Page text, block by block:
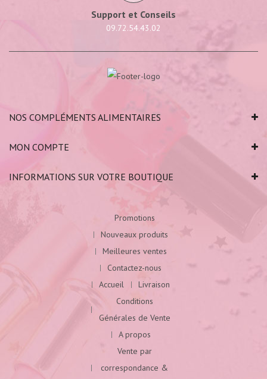
Support et Conseils
09.72.54.43.02
NOS COMPLÉMENTS ALIMENTAIRES
MON COMPTE
INFORMATIONS SUR VOTRE BOUTIQUE
Promotions
Nouveaux produits
Meilleures ventes
Contactez-nous
Accueil
Livraison
Conditions
Générales de Vente
A propos
Vente par
correspondance &